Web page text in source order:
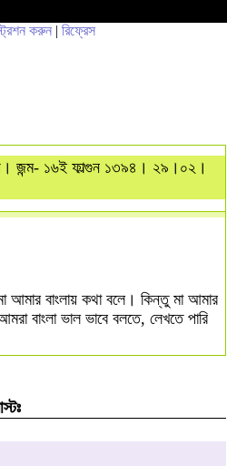
করুন | রিফ্রেস
জন্ম- ১৬ই ফাল্গুন ১৩৯৪। ২৯।০২।
আমার বাংলায় কথা বলে। কিন্তু মা আমার
বাংলা ভাল ভাবে বলতে, লেখতে পারি